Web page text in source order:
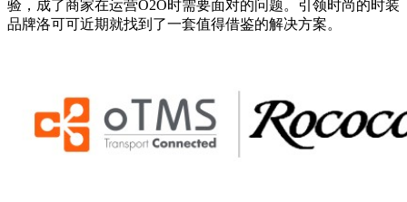
验，成了商家在运营O2O时需要面对的问题。引领时尚的时装
品牌洛可可近期就找到了一套值得借鉴的解决方案。